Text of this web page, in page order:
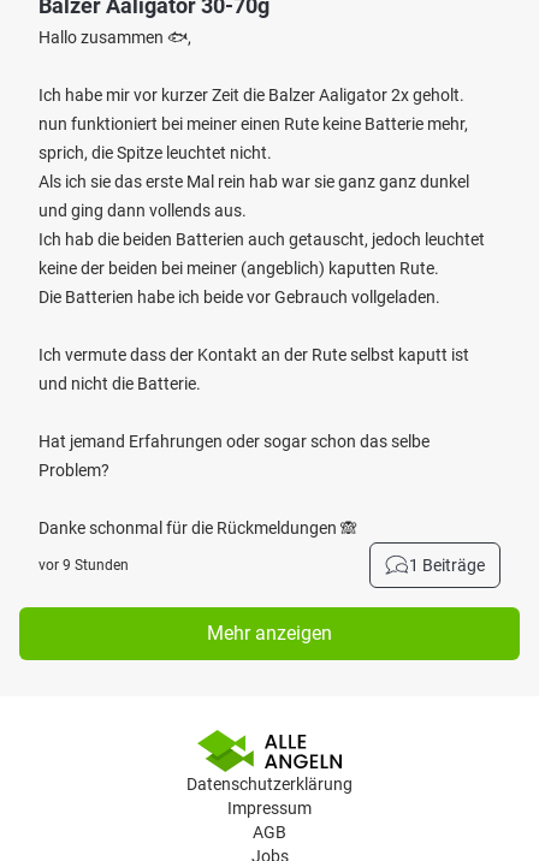
Balzer Aaligator 30-70g
Hallo zusammen 🐟,
Ich habe mir vor kurzer Zeit die Balzer Aaligator 2x geholt.
nun funktioniert bei meiner einen Rute keine Batterie mehr,
sprich, die Spitze leuchtet nicht.
Als ich sie das erste Mal rein hab war sie ganz ganz dunkel
und ging dann vollends aus.
Ich hab die beiden Batterien auch getauscht, jedoch leuchtet
keine der beiden bei meiner (angeblich) kaputten Rute.
Die Batterien habe ich beide vor Gebrauch vollgeladen.
Ich vermute dass der Kontakt an der Rute selbst kaputt ist
und nicht die Batterie.
Hat jemand Erfahrungen oder sogar schon das selbe
Problem?
Danke schonmal für die Rückmeldungen 🙈
vor 9 Stunden 1 Beiträge
Mehr anzeigen
Datenschutzerklärung
Impressum
AGB
Jobs